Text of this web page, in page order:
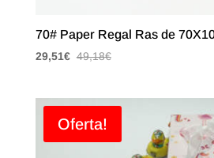
70# Paper Regal Ras de
29,51€ 49,18€
Oferta!